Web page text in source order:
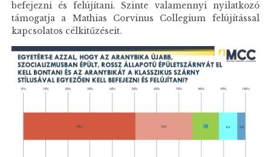
befejezni és felújítani. Szinte valamennyi nyilatkozó
támogatja a Mathias Corvinus Collegium felújítással
kapcsolatos célkitűzéseit.